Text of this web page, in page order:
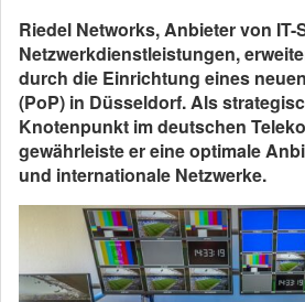
Riedel Networks, Anbieter von IT-
Netzwerkdienstleistungen,
durch die Einrichtung eines
(PoP) in Düsseldorf. Als
Knotenpunkt im deutschen
gewährleiste er eine optimale
und internationale Netzwerke.